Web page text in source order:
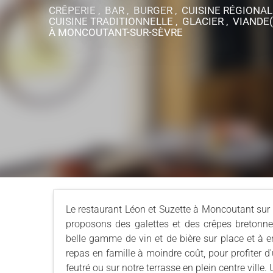
CRÊPERIE , BAR , BURGER , CUISINE
CUISINE TRADITIONNELLE , GLACIER ,
À MONCOUTANT-SUR-SÈVRE
Le restaurant Léon et Suzette à Moncoutant
proposons des galettes et des crêpes
belle gamme de vin et de bière sur place et à
repas en famille à moindre coût, pour profiter
feutré ou sur notre terrasse en plein centre